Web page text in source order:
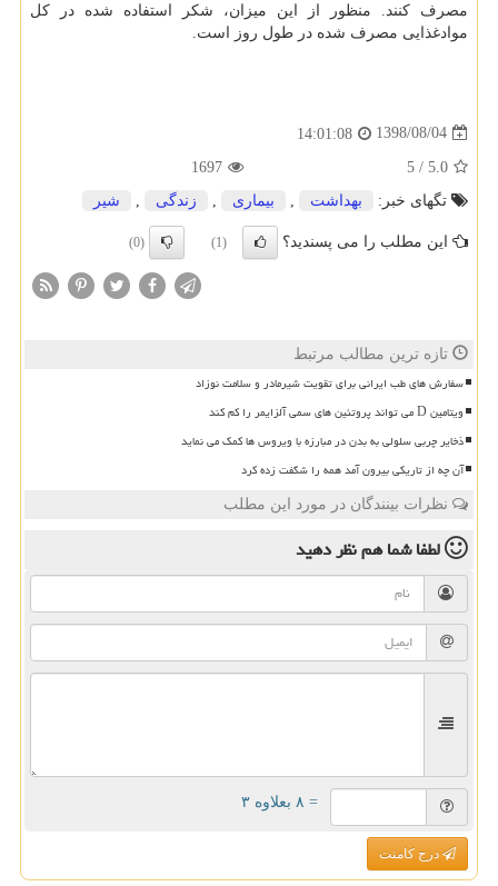
مصرف كنند. منظور از این میزان، شكر استفاده شده در كل
موادغذایی مصرف شده در طول روز است.
1398/08/04
14:01:08
5.0
/
5
1697
تگهای خبر:
بهداشت بیماری زندگی شیر
این مطلب را می پسندید؟ (1)
(0)
تازه ترین مطالب مرتبط
سفارش های طب ایرانی برای تقویت شیرمادر و سلامت نوزاد
ویتامین D می تواند پروتئین های سمی آلزایمر را کم کند
ذخایر چربی سلولی به بدن در مبارزه با ویروس ها کمک می نماید
آن چه از تاریکی بیرون آمد همه را شگفت زده کرد
نظرات بینندگان در مورد این مطلب
لطفا شما همنظر دهید
= ۸ بعلاوه ۳
درج کامنت